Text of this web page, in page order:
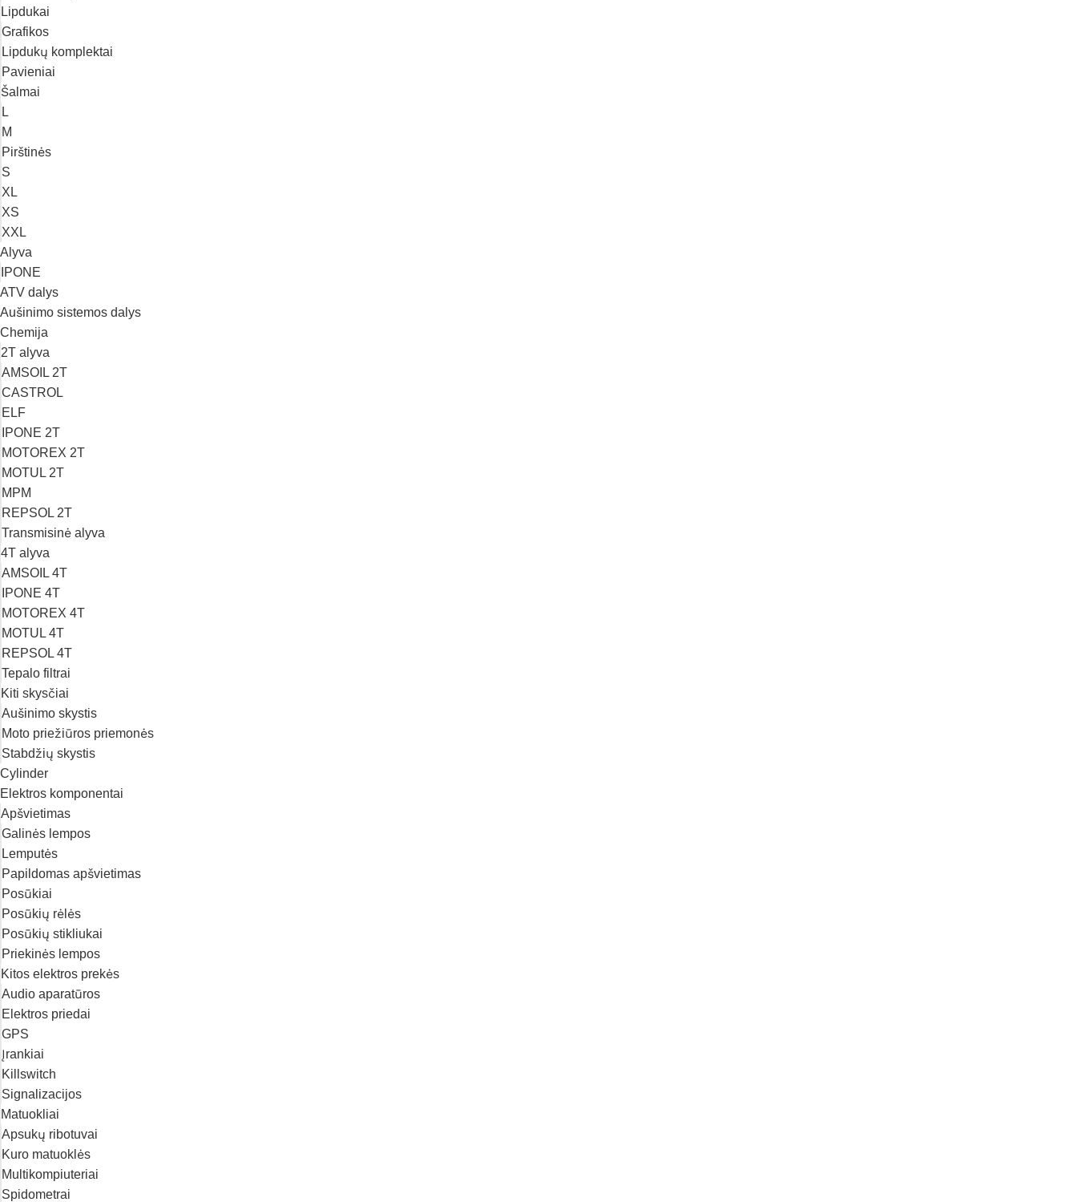
Lipdukai
Grafikos
Lipdukų komplektai
Pavieniai
Šalmai
L
M
Pirštinės
S
XL
XS
XXL
Alyva
IPONE
ATV dalys
Aušinimo sistemos dalys
Chemija
2T alyva
AMSOIL 2T
CASTROL
ELF
IPONE 2T
MOTOREX 2T
MOTUL 2T
MPM
REPSOL 2T
Transmisinė alyva
4T alyva
AMSOIL 4T
IPONE 4T
MOTOREX 4T
MOTUL 4T
REPSOL 4T
Tepalo filtrai
Kiti skysčiai
Aušinimo skystis
Moto priežiūros priemonės
Stabdžių skystis
Cylinder
Elektros komponentai
Apšvietimas
Galinės lempos
Lemputės
Papildomas apšvietimas
Posūkiai
Posūkių rėlės
Posūkių stikliukai
Priekinės lempos
Kitos elektros prekės
Audio aparatūros
Elektros priedai
GPS
Įrankiai
Killswitch
Signalizacijos
Matuokliai
Apsukų ribotuvai
Kuro matuoklės
Multikompiuteriai
Spidometrai